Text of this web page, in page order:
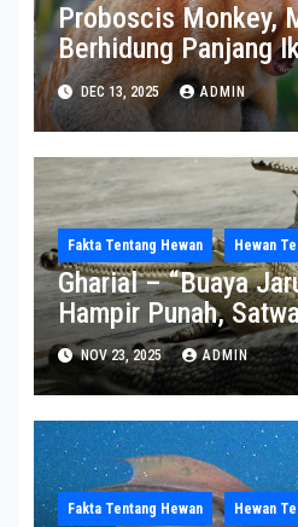
Proboscis Monkey,
Berhidung Panjang
Terancam Punah
DEC 13, 2025 ADMIN
Fakta Tentang Hewan Hewan
Gharial – “Buaya
Hampir Punah,
dan Paling
NOV 23, 2025 ADMIN
Fakta Tentang Hewan Hewan